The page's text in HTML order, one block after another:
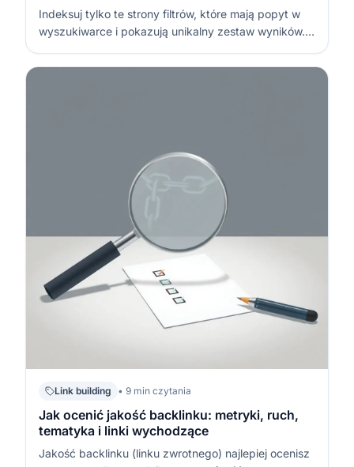
Indeksuj tylko te strony filtrów, które mają popyt w
wyszukiwarce i pokazują unikalny zestaw wyników.
sortowanie + strona 3) ustaw jako noindex, żeby nie
Link building • 9 min czytania
Jak ocenić jakość backlinku: metryki, ruch,
tematyka i linki wychodzące
Jakość backlinku (linku zwrotnego) najlepiej ocenisz